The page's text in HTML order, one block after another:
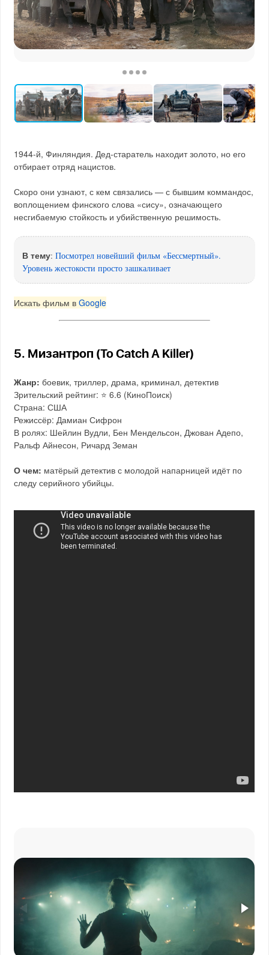
1944-й, Финляндия. Дед-старатель находит золото, но его
отбирает отряд нацистов.
Скоро они узнают, с кем связались — с бывшим коммандос,
воплощением финского слова «сису», означающего
несгибаемую стойкость и убийственную решимость.
В тему:Посмотрел новейший фильм «Бессмертный».
Уровень жестокости просто зашкаливает
Искать фильм вGoogle
5. Мизантроп (To Catch A Killer)
Жанр: боевик, триллер, драма, криминал, детектив
Зрительский рейтинг: ⭐️ 6.6 (КиноПоиск)
Страна: США
Режиссёр: Дамиан Сифрон
В ролях: Шейлин Вудли, Бен Мендельсон, Джован Адепо,
Ральф Айнесон, Ричард Земан
О чем: матёрый детектив с молодой напарницей идёт по
следу серийного убийцы.